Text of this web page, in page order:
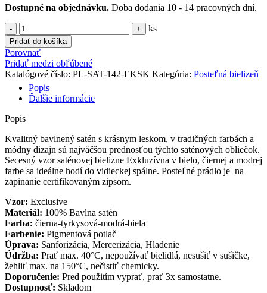
Dostupné na objednávku. Doba dodania 10 - 14 pracovných dní.
ks
Pridať do košíka
Porovnať
Pridať medzi obľúbené
Katalógové číslo: PL-SAT-142-EKSK Kategória: Posteľná bielizeň
Popis
Ďalšie informácie
Popis
Kvalitný bavlnený satén s krásnym leskom, v tradičných farbách a
módny dizajn sú najväčšou prednosťou týchto saténových obliečok.
Secesný vzor saténovej bielizne Exkluzívna v bielo, čiernej a modrej
farbe sa ideálne hodí do vidieckej spálne. Posteľné prádlo je na
zapinanie certifikovaným zipsom.
Vzor: Exclusive
Materiál: 100% Bavlna satén
Farba: čierna-tyrkysová-modrá-biela
Farbenie: Pigmentová potlač
Úprava: Sanforizácia, Mercerizácia, Hladenie
Údržba: Prať max. 40°C, nepoužívať bielidlá, nesušiť v sušičke,
žehliť max. na 150°C, nečistiť chemicky.
Doporučenie: Pred použitím vyprať, prať 3x samostatne.
Dostupnosť: Skladom